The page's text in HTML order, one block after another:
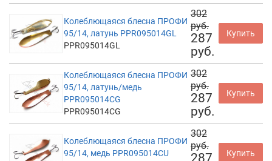
Колеблющаяся блесна ПРОФИ
95/14, латунь PPR095014GL
PPR095014GL
302
руб.
287
руб.
Купить
Колеблющаяся блесна ПРОФИ
95/14, латунь/медь
PPR095014CG
PPR095014CG
302
руб.
287
руб.
Купить
Колеблющаяся блесна ПРОФИ
95/14, медь PPR095014CU
302
руб.
287
Купить